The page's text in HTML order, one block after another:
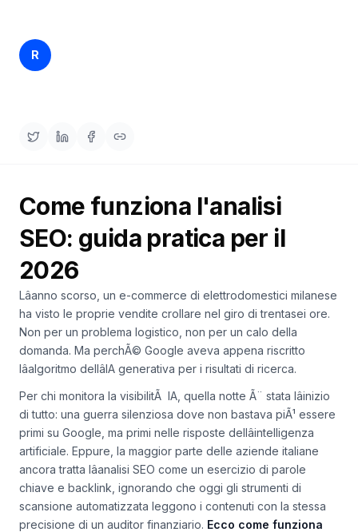
Content
Report
analisi
R
Come funziona l'analisi
SEO: guida pratica per il
2026
Lâanno scorso, un e-commerce di elettrodomestici milanese
ha visto le proprie vendite crollare nel giro di trentasei ore.
Non per un problema logistico, non per un calo della
domanda. Ma perchÃ© Google aveva appena riscritto
lâalgoritmo dellâIA generativa per i risultati di ricerca.
Per chi monitora la visibilitÃ IA, quella notte Ã¨ stata lâinizio
di tutto: una guerra silenziosa dove non bastava piÃ¹ essere
primi su Google, ma primi nelle risposte dellâintelligenza
artificiale. Eppure, la maggior parte delle aziende italiane
ancora tratta lâanalisi SEO come un esercizio di parole
chiave e backlink, ignorando che oggi gli strumenti di
scansione automatizzata leggono i contenuti con la stessa
precisione di un auditor finanziario. Ecco come funziona